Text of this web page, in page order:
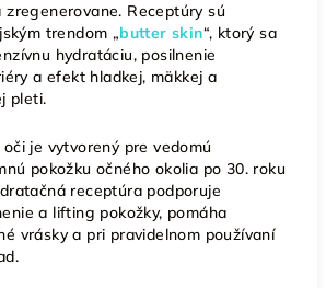
zregenerovane. Receptúry sú
trendom „butter skin“, ktorý sa
hydratáciu, posilnenie
a efekt hladkej, mäkkej a
pleti.
je vytvorený pre vedomú
pokožku očného okolia po 30. roku
receptúra podporuje
a lifting pokožky, pomáha
vrásky a pri pravidelnom používaní